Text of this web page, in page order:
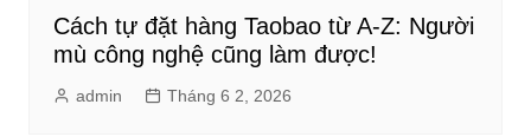
Cách tự đặt hàng Taobao từ A-Z: Người
mù công nghệ cũng làm được!
admin Tháng 6 2, 2026